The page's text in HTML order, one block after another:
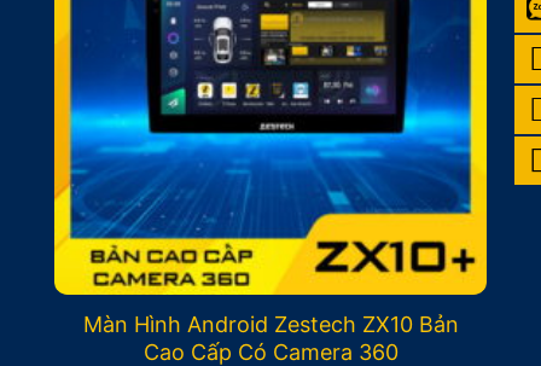
Màn Hình Android Zestech ZX10 Bản
Cao Cấp Có Camera 360